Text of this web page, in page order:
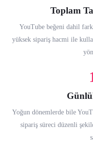
Toplam
YouTube beğeni dahil
yüksek sipariş hacmi ile
Yoğun dönemlerde bile
sipariş süreci düzenli